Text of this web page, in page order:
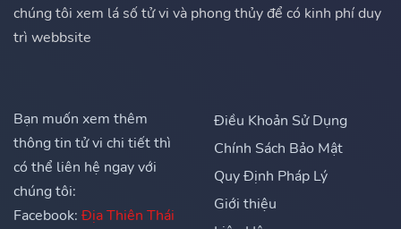
chúng tôi xem lá số tử vi và phong thủy để có kinh phí duy
trì webbsite
Bạn muốn xem thêm
thông tin tử vi chi tiết thì
có thể liên hệ ngay với
chúng tôi:
Facebook: Địa Thiên Thái
Điều Khoản Sử Dụng
Chính Sách Bảo Mật
Quy Định Pháp Lý
Giới thiệu